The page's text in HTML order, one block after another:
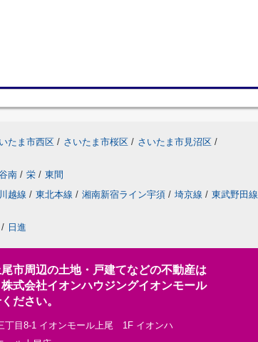
たま市西区 / さいたま市桜区 / さいたま市見沼区 /
南 / 栄 / 東間
川越線 / 東北本線 / 湘南新宿ライン宇須 / 埼京線 / 東武野田線
/ 日進
市周辺の土地・戸建てなどの不動産は
株式会社イオンハウジングイオンモール
ださい。
丁目8-1 イオンモール上尾 1F イオンハ